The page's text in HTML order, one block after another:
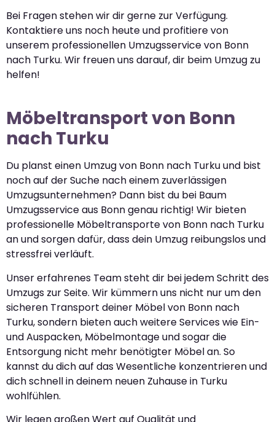
Bei Fragen stehen wir dir gerne zur Verfügung.
Kontaktiere uns noch heute und profitiere von
unserem professionellen Umzugsservice von Bonn
nach Turku. Wir freuen uns darauf, dir beim Umzug zu
helfen!
Möbeltransport von Bonn
nach Turku
Du planst einen Umzug von Bonn nach Turku und bist
noch auf der Suche nach einem zuverlässigen
Umzugsunternehmen? Dann bist du bei Baum
Umzugsservice aus Bonn genau richtig! Wir bieten
professionelle Möbeltransporte von Bonn nach Turku
an und sorgen dafür, dass dein Umzug reibungslos und
stressfrei verläuft.
Unser erfahrenes Team steht dir bei jedem Schritt des
Umzugs zur Seite. Wir kümmern uns nicht nur um den
sicheren Transport deiner Möbel von Bonn nach
Turku, sondern bieten auch weitere Services wie Ein-
und Auspacken, Möbelmontage und sogar die
Entsorgung nicht mehr benötigter Möbel an. So
kannst du dich auf das Wesentliche konzentrieren und
dich schnell in deinem neuen Zuhause in Turku
wohlfühlen.